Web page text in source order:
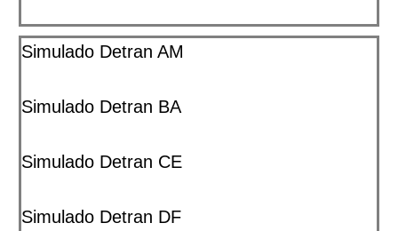
Simulado Detran AM
Simulado Detran BA
Simulado Detran CE
Simulado Detran DF